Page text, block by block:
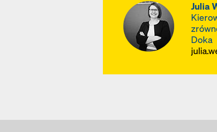
Julia
Doka